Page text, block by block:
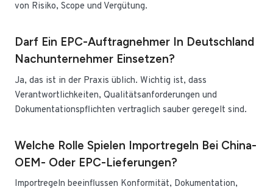
von Risiko, Scope und Vergütung.
Darf Ein EPC-Auftragnehmer In Deutschland
Nachunternehmer Einsetzen?
Ja, das ist in der Praxis üblich. Wichtig ist, dass
Verantwortlichkeiten, Qualitätsanforderungen und
Dokumentationspflichten vertraglich sauber geregelt sind.
Welche Rolle Spielen Importregeln Bei China-
OEM- Oder EPC-Lieferungen?
Importregeln beeinflussen Konformität, Dokumentation,